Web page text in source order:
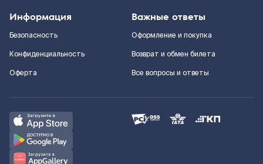
Информация
Безопасность
Конфиденциальность
Оферта
Важные ответы
Оформление и покупка
Возврат и обмен билета
Все вопросы и ответы